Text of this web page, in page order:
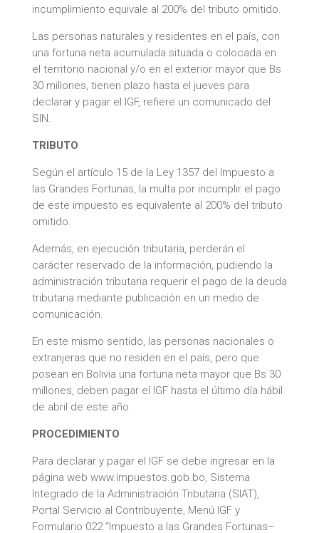
incumplimiento equivale al 200% del tributo omitido.
Las personas naturales y residentes en el país, con
una fortuna neta acumulada situada o colocada en
el territorio nacional y/o en el exterior mayor que Bs
30 millones, tienen plazo hasta el jueves para
declarar y pagar el IGF, refiere un comunicado del
SIN.
TRIBUTO
Según el artículo 15 de la Ley 1357 del Impuesto a
las Grandes Fortunas, la multa por incumplir el pago
de este impuesto es equivalente al 200% del tributo
omitido.
Además, en ejecución tributaria, perderán el
carácter reservado de la información, pudiendo la
administración tributaria requerir el pago de la deuda
tributaria mediante publicación en un medio de
comunicación.
En este mismo sentido, las personas nacionales o
extranjeras que no residen en el país, pero que
posean en Bolivia una fortuna neta mayor que Bs 30
millones, deben pagar el IGF hasta el último día hábil
de abril de este año.
PROCEDIMIENTO
Para declarar y pagar el IGF se debe ingresar en la
página web www.impuestos.gob.bo, Sistema
Integrado de la Administración Tributaria (SIAT),
Portal Servicio al Contribuyente, Menú IGF y
Formulario 022 “Impuesto a las Grandes Fortunas–